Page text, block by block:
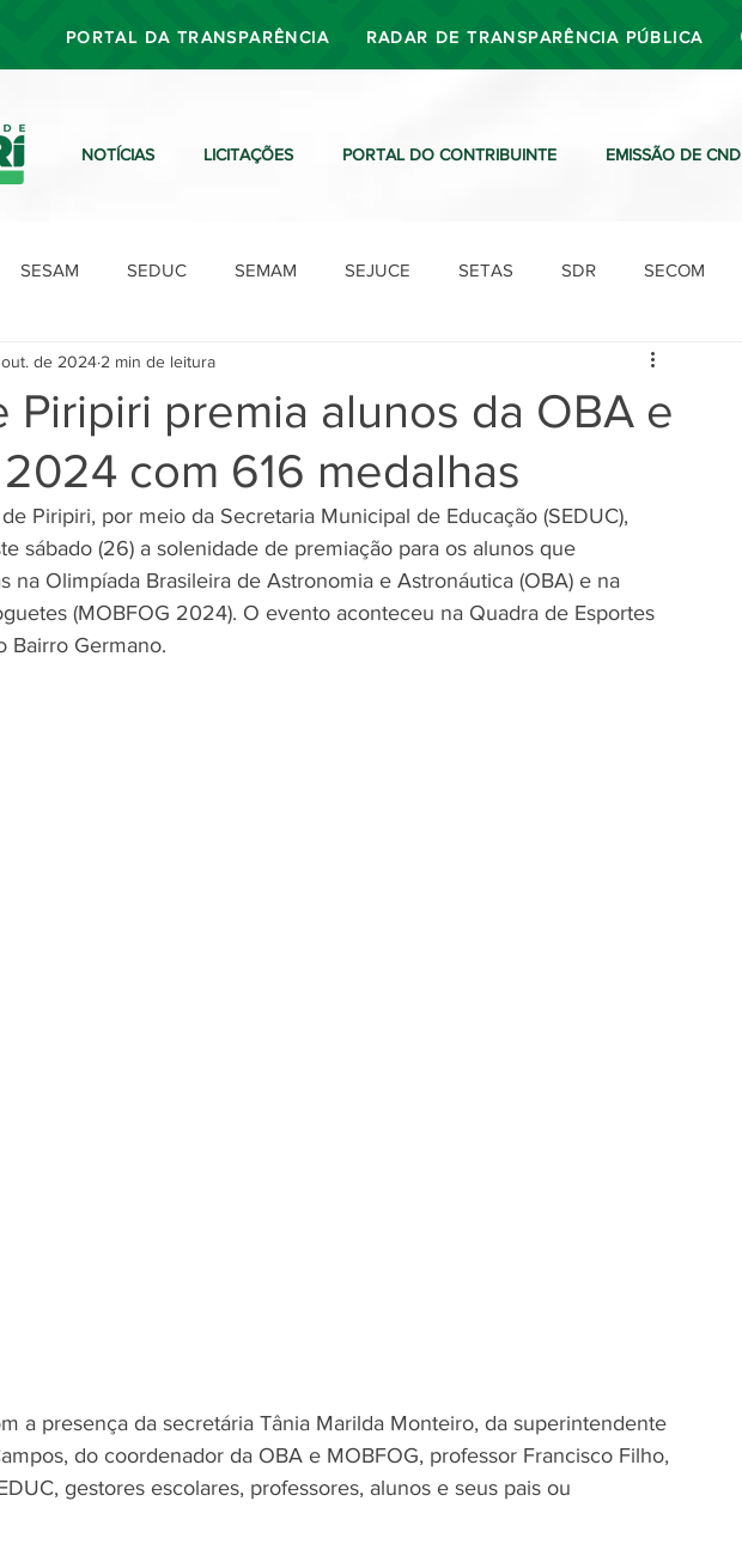
PORTAL DA TRANSPARÊNCIA RADAR DE TRANSPARÊNCIA PÚBLICA
NOTÍCIAS LICITAÇÕES PORTAL DO CONTRIBUINTE EMISSÃO DE CND
SESAM SEDUC SEMAM SEJUCE SETAS SDR SECOM
SEPLAN SDU Ouvidoria
Piripiri premia alunos da OBA e
com 616 medalhas
de 2024 2 min de leitura
Piripiri, por meio da Secretaria Municipal de Educação (SEDUC),
sábado (26) a solenidade de premiação para os alunos que
na Olimpíada Brasileira de Astronomia e Astronáutica (OBA) e na
(MOBFOG 2024). O evento aconteceu na Quadra de Esportes
Bairro Germano.
a presença da secretária Tânia Marilda Monteiro, da superintendente
do coordenador da OBA e MOBFOG, professor Francisco Filho,
gestores escolares, professores, alunos e seus pais ou